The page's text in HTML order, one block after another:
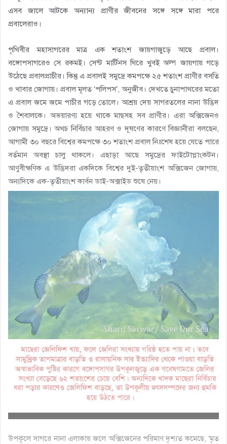
এসব জালে আটকে অন্যান্য প্রাণীর জীবনের সঙ্গে সঙ্গে মারা পরে
প্রবালেরাও।
পৃথিবীর মহাসাগরের মাত্র এক শতাংশ জায়গাজুড়ে আছে প্রবাল।
বঙ্গোপসাগরেও সে রকমই। সেন্ট মার্টিনস ঘিরে খুবই অল্প জায়গায় গড়ে
উঠেছে প্রবালপ্রাচীর। কিন্তু এ প্রবালই সমুদ্রে কমপক্ষে ২৫ শতাংশ প্রাণীর বসতি
ও খাবার জোগায়। প্রবাল মূলত ‘পলিপস’, অনুজীব। দেখতে চুনাপাথরের মতো
এ প্রবাল জমে জমে পাচীর গড়ে তোলে। আশ্রয় দেয় সাগরতলের নানা উদ্ভিদ
ও শৈবালকে। অভয়ারণ্য হয়ে থাকে মাছসহ সব প্রাণীর। এরা অক্সিজেনও
জোগায় সমুদ্রে। অথচ নির্বিচার আহরণ ও দূষণের কারণে বিজ্ঞানীরা বলছেন,
আগামী ৩০ বছরে বিশ্বের কমপক্ষে ৩০ শতাংশ প্রবাল নিঃশেষ হয়ে যেতে পারে
বর্তমান অবস্থা চালু থাকলে। এছাড়া আছে সমুদ্রের ফাইটোপ্লাংকটন।
আণুবীক্ষণিক এ উদ্ভিদরা একদিকে বিশ্বের দুই-তৃতীয়াংশ অক্সিজেন জোগায়,
অন্যদিকে এক-তৃতীয়াংশ কার্বন ডাই-অক্সাইড শুষে নেয়।
উপকূলে সাগরে নানা এলাকায় জলে অক্সিজেনের পরিমাণ দৃশ্যত কমেছে, ‘মৃত